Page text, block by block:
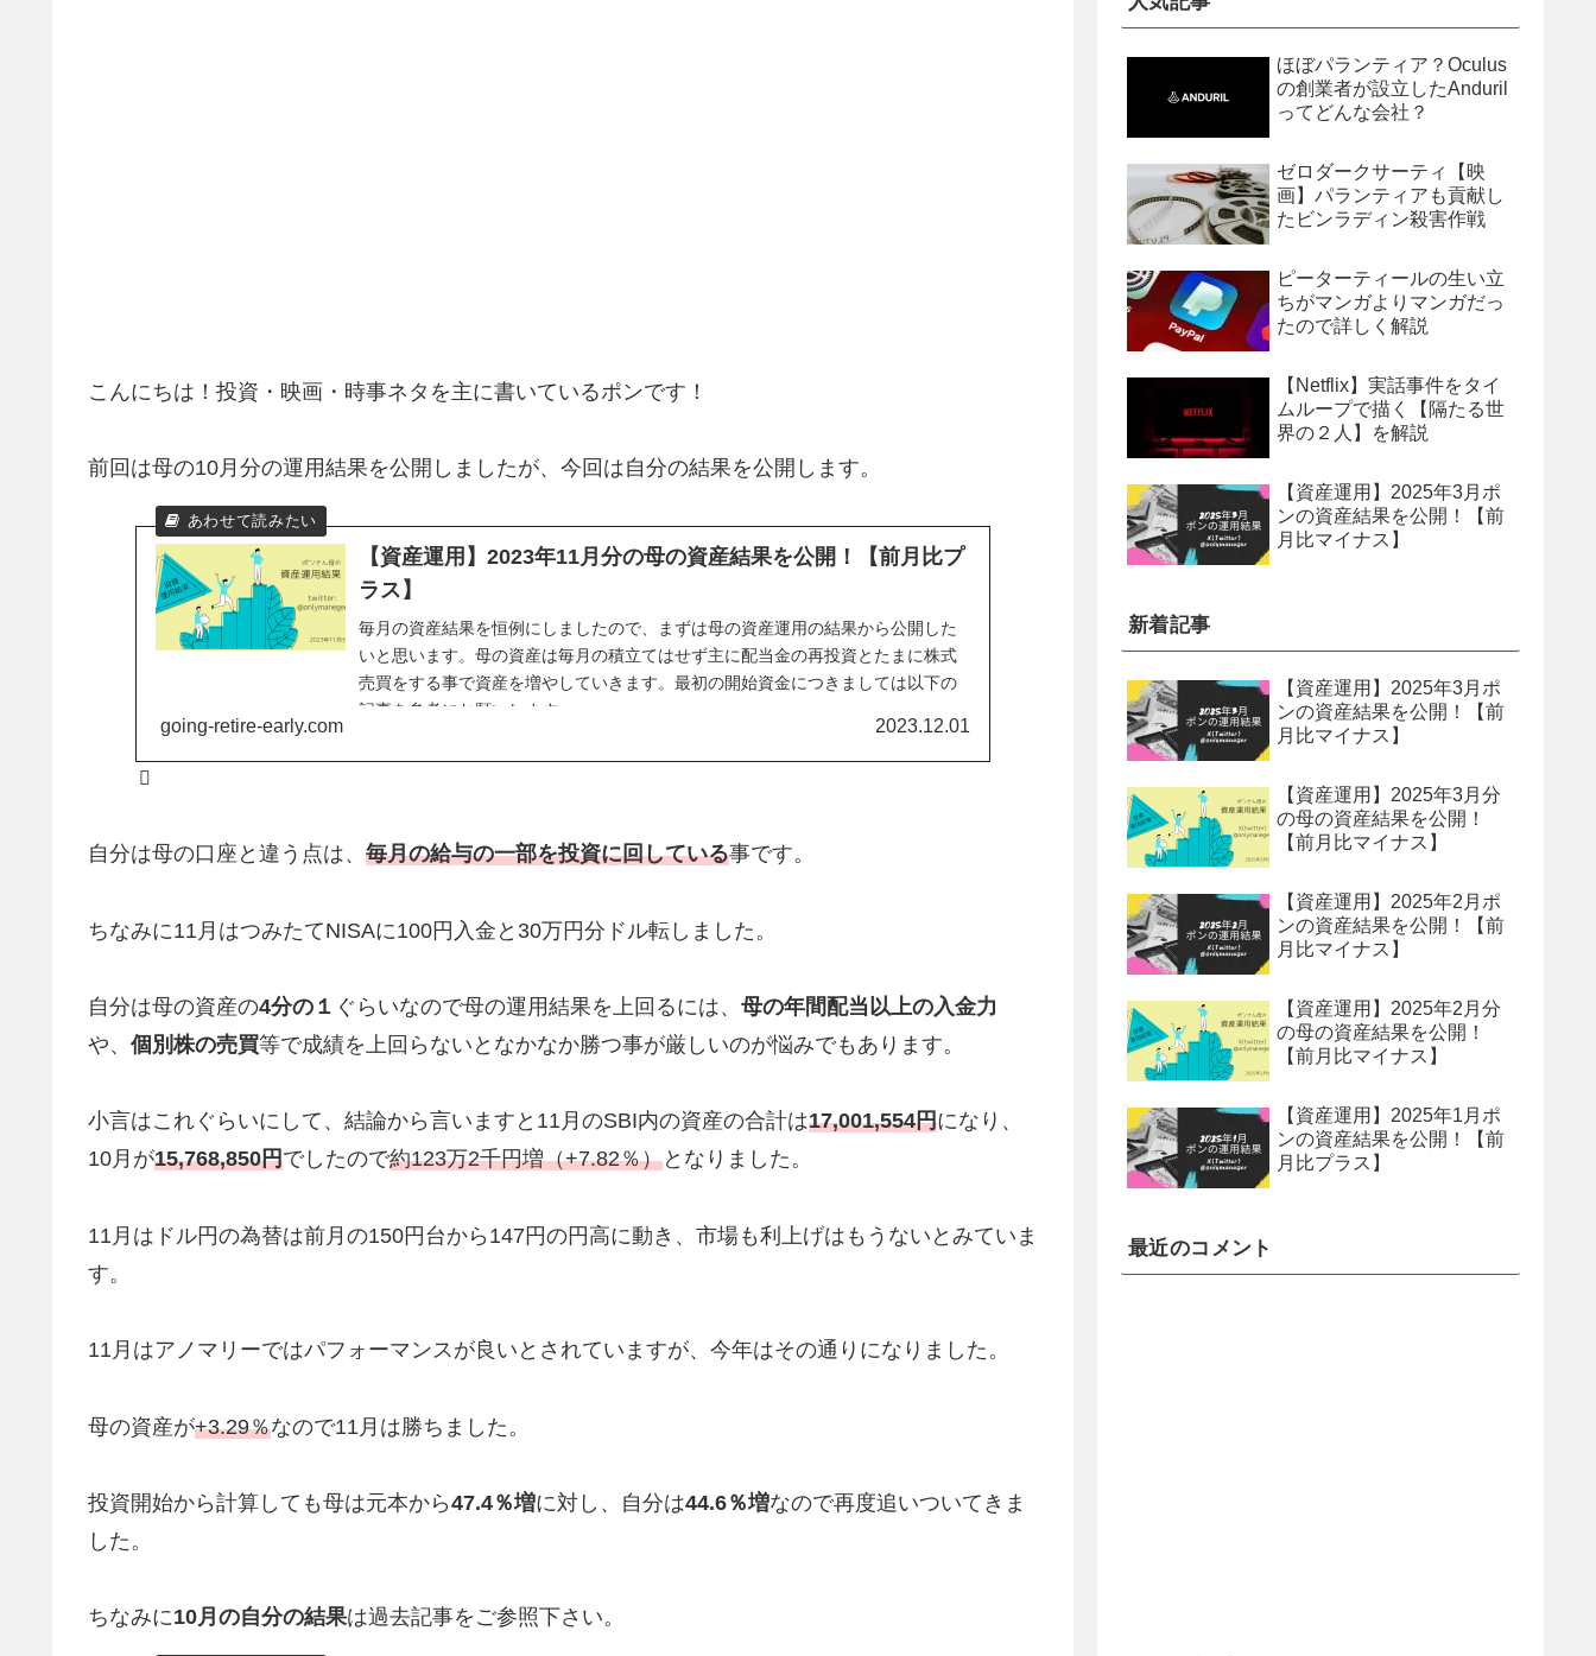
こんにちは！投資・映画・時事ネタを主に書いているポンです！
前回は母の10月分の運用結果を公開しましたが、今回は自分の結果を公開します。
【資産運用】2023年11月分の母の資産結果を公開！【前月比プ
ラス】
毎月の資産結果を恒例にしましたので、まずは母の資産運用の結果から公開した
いと思います。母の資産は毎月の積立てはせず主に配当金の再投資とたまに株式
売買をする事で資産を増やしていきます。最初の開始資金につきましては以下の
記事を参考にお願いします。
going-retire-early.com 2023.12.01
自分は母の口座と違う点は、 毎月の給与の一部を投資に回している事です。
ちなみに11月はつみたてNISAに100円入金と30万円分ドル転しました。
自分は母の資産の4分の１ ぐらいなので母の運用結果を上回るには、 母の年間配当以上の入金力
や、 個別株の売買等で成績を上回らないとなかなか勝つ事が厳しいのが悩みでもあります。
小言はこれぐらいにして、結論から言いますと11月のSBI内の資産の合計は17,001,554円になり、
10月が15,768,850円でしたので約123万2千円増（+7.82％）となりました。
11月はドル円の為替は前月の150円台から147円の円高に動き、市場も利上げはもうないとみていま
す。
11月はアノマリーではパフォーマンスが良いとされていますが、今年はその通りになりました。
母の資産が+3.29％なので11月は勝ちました。
投資開始から計算しても母は元本から47.4％増に対し、自分は44.6％増なので再度追いついてきま
した。
ちなみに10月の自分の結果は過去記事をご参照下さい。
ほぼパランティア？Oculus
の創業者が設立したAnduril
ってどんな会社？
ゼロダークサーティ【映
画】パランティアも貢献し
たビンラディン殺害作戦
ピーターティールの生い立
ちがマンガよりマンガだっ
たので詳しく解説
【Netflix】実話事件をタイ
ムループで描く【隔たる世
界の２人】を解説
【資産運用】2025年3月ポ
ンの資産結果を公開！【前
月比マイナス】
新着記事
【資産運用】2025年3月ポ
ンの資産結果を公開！【前
月比マイナス】
【資産運用】2025年3月分
の母の資産結果を公開！
【前月比マイナス】
【資産運用】2025年2月ポ
ンの資産結果を公開！【前
月比マイナス】
【資産運用】2025年2月分
の母の資産結果を公開！
【前月比マイナス】
【資産運用】2025年1月ポ
ンの資産結果を公開！【前
月比プラス】
最近のコメント